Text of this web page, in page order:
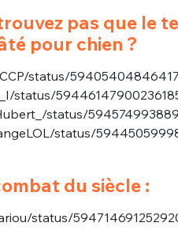
pas que le
pour chien ?
status/
status/
status/
status/
du siècle :
status/